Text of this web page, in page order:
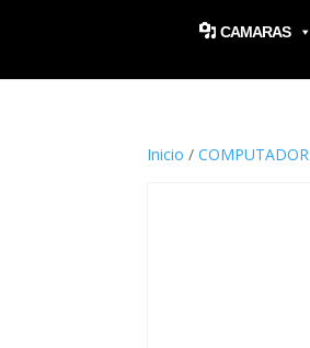
CAMARAS
Inicio /COMPUTADOR